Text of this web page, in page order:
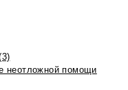
неотложной помощи